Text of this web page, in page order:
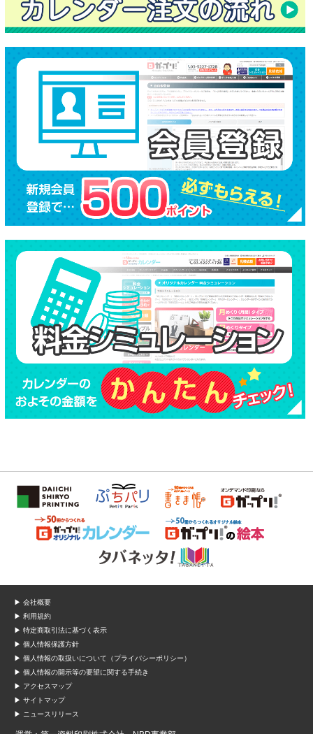
▶ 会社概要
▶ 利用規約
▶ 特定商取引法に基づく表示
▶ 個人情報保護方針
▶ 個人情報の取扱いについて（プライバシーポリシー）
▶ 個人情報の開示等の要望に関する手続き
▶ アクセスマップ
▶ サイトマップ
▶ ニュースリリース